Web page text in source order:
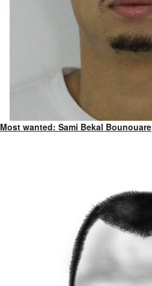
Most wanted: Sami Bekal Bounouare